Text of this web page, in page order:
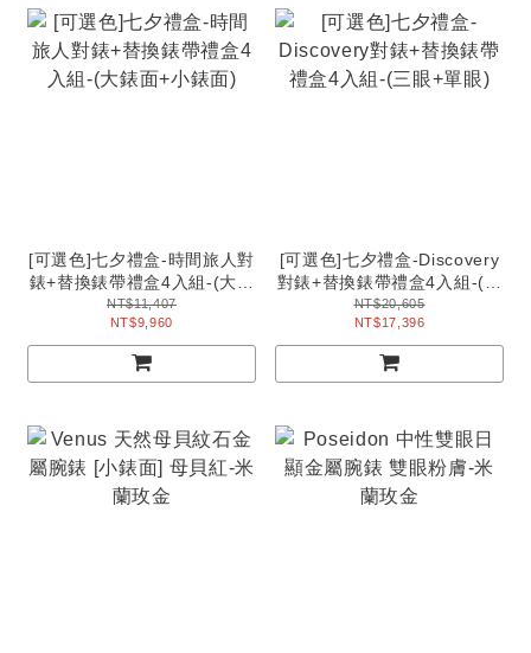
[可選色]七夕禮盒-時間旅人對
錶+替換錶帶禮盒4入組-(大錶
面+小錶面)
NT$11,407
NT$9,960
[可選色]七夕禮盒-Discovery
對錶+替換錶帶禮盒4入組-(三
眼+單眼)
NT$20,605
NT$17,396